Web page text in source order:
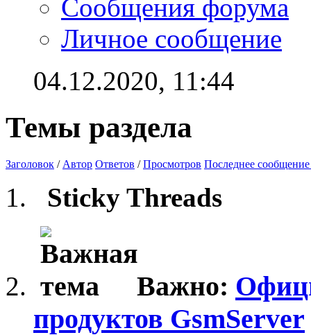
Сообщения форума
Личное сообщение
04.12.2020, 11:44
Темы раздела
Заголовок / Автор Ответов /Просмотров Последнее сообщение
Sticky Threads
Важно:
продуктов GsmServer